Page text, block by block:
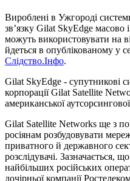
Вироблені в Ужгороді
звʼязку Gilat SkyEdge масово
можуть використовувати на
йдеться в опублікованому у
Слідство.Інфо.
Gilat SkyEdge - супутникові
корпорації Gilat Satellite
американської
Gilat Satellite Networks ще з
росіянам розбудовувати
приватного й державного
розслідувачі. Зазначається,
найбільших російських
дочірньої компанії